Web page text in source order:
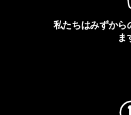
私たちはみずから
ま